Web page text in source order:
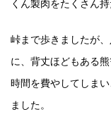
くん製肉をたくさん
峠まで歩きましたが
に、背丈ほどもある
時間を費やしてしま
ました。